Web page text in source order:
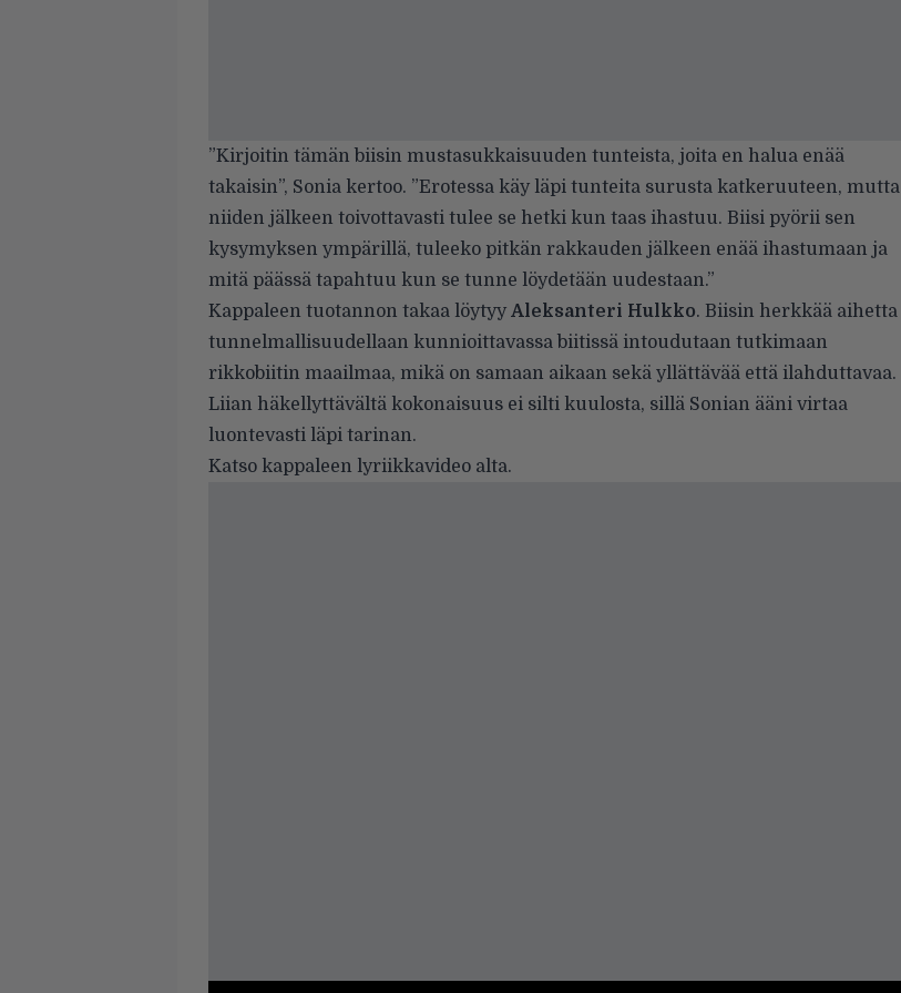
”Kirjoitin tämän biisin mustasukkaisuuden tunteista, joita en halua enää
takaisin”, Sonia kertoo. ”Erotessa käy läpi tunteita surusta katkeruuteen, mutta
niiden jälkeen toivottavasti tulee se hetki kun taas ihastuu. Biisi pyörii sen
kysymyksen ympärillä, tuleeko pitkän rakkauden jälkeen enää ihastumaan ja
mitä päässä tapahtuu kun se tunne löydetään uudestaan.”
Kappaleen tuotannon takaa löytyy Aleksanteri Hulkko. Biisin herkkää aihetta
tunnelmallisuudellaan kunnioittavassa biitissä intoudutaan tutkimaan
rikkobiitin maailmaa, mikä on samaan aikaan sekä yllättävää että ilahduttavaa.
Liian häkellyttävältä kokonaisuus ei silti kuulosta, sillä Sonian ääni virtaa
luontevasti läpi tarinan.
Katso kappaleen lyriikkavideo alta.